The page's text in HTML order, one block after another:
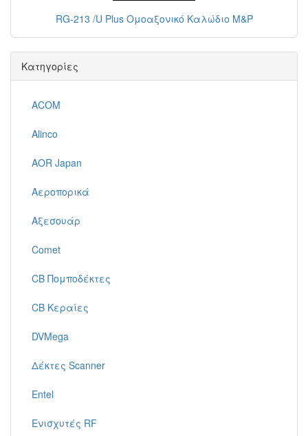
RG-213 /U Plus Ομοαξονικό Καλώδιο M&P
Κατηγορίες
ACOM
Alinco
AOR Japan
Αεροπορικά
Αξεσουάρ
Comet
CB Πομποδέκτες
CB Κεραίες
DVMega
Δέκτες Scanner
Entel
Ενισχυτές RF